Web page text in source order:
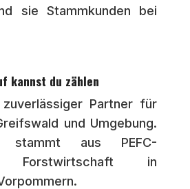
sie Stammkunden bei
kannst du zählen
Partner für
und Umgebung.
stammt aus PEFC-
Forstwirtschaft in